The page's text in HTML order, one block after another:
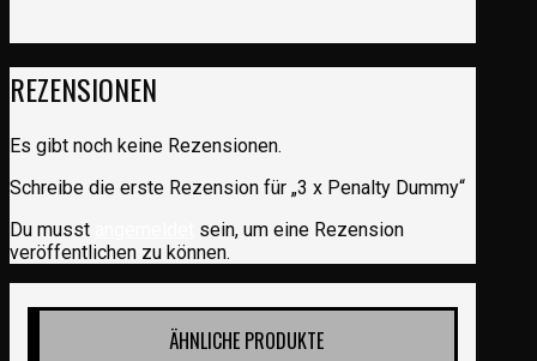
REZENSIONEN
Es gibt noch keine Rezensionen.
Schreibe die erste Rezension für „3 x Penalty Dummy“
Du musst
sein, um eine Rezension
veröffentlichen zu können.
ÄHNLICHE PRODUKTE